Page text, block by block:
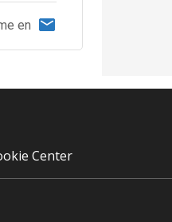
en
Center